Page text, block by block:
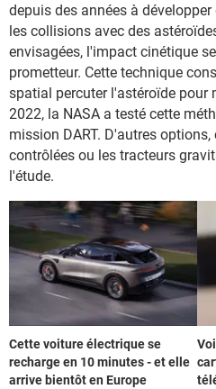
depuis des années à
les collisions avec des
envisagées, l'impact cinétique
prometteur. Cette technique
spatial percuter l'astéroïde pour
2022, la NASA a testé cette
mission DART. D'autres
contrôlées ou les tracteurs
l'étude.
Cette voiture électrique se
recharge en 10 minutes - et elle
arrive bientôt en Europe